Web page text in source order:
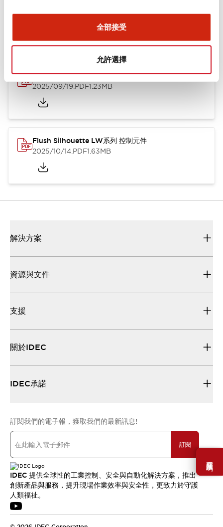
全部接受
允許選擇
需要幫助嗎？
Flush Silhouette LW系列 控制元件 (英文版)
2025/09/19.PDF1.23MB
Flush Silhouette LW系列 控制元件
2025/10/14.PDF1.63MB
解決方案
資源與文件
支援
關於IDEC
IDEC承諾
訂閱我們的電子報，獲取我們的最新訊息!
訂閱
IDEC 提供全球性的工業控制、安全與自動化解決方案，推出
創新產品與服務，提升現場作業效率與安全性，更致力於守護
人類福祉。